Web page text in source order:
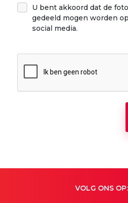
U bent akkoord dat de
gedeeld mogen worden
social media.
VOLG ONS OP: